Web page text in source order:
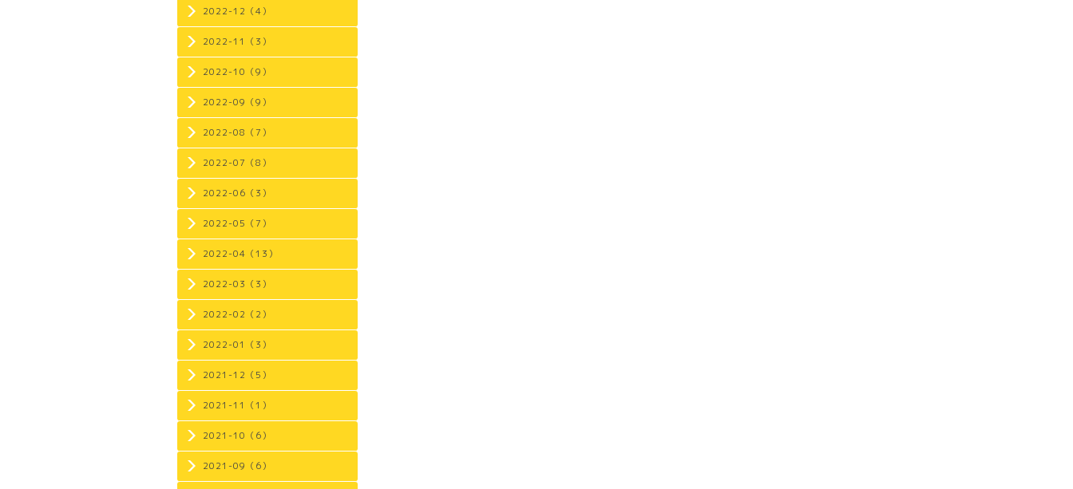
2022-12（4）
2022-11（3）
2022-10（9）
2022-09（9）
2022-08（7）
2022-07（8）
2022-06（3）
2022-05（7）
2022-04（13）
2022-03（3）
2022-02（2）
2022-01（3）
2021-12（5）
2021-11（1）
2021-10（6）
2021-09（6）